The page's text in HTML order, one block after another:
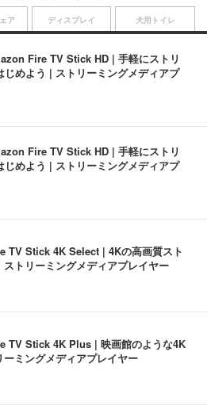
Fire TV Stick HD | 手軽にストリ
じめよう | ストリーミングメディアプ
Fire TV Stick HD | 手軽にストリ
じめよう | ストリーミングメディアプ
TV Stick 4K Select | 4Kの高画質スト
ストリーミングメディアプレイヤー
TV Stick 4K Plus | 映画館のような4K
ミングメディアプレイヤー
ア ディスプレイ 犬用トイレ